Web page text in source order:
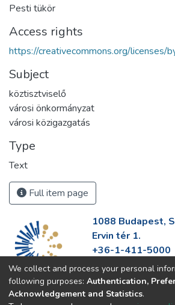
Pesti tükör
Access rights
https://creativecommons.org/licenses/
Subject
köztisztviselő
városi önkormányzat
városi közigazgatás
Type
Text
Full item page
1088 Budapest,
Ervin tér 1.
+36-1-411-5000
info@fszek.hu
https://fszek.hu
We collect and process your personal
following purposes: Authentication,
Acknowledgement and Statistics.